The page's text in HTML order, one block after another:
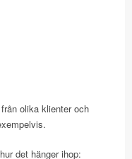
olika klienter och
det hänger ihop: